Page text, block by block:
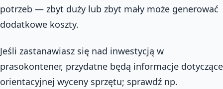
potrzeb — zbyt duży lub zbyt mały może generować
dodatkowe koszty.
Jeśli zastanawiasz się nad inwestycją w
prasokontener, przydatne będą informacje dotyczące
orientacyjnej wyceny sprzętu; sprawdź np.